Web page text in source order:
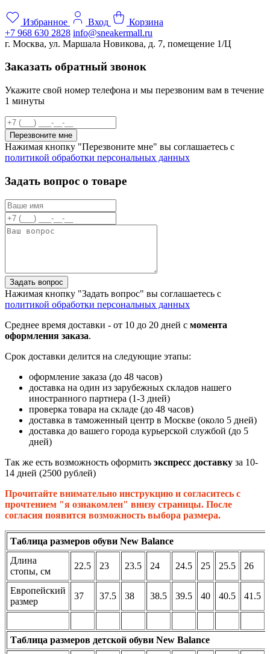
Избранное Вход
Корзина
+7 968 630 2828 info@sneakermall.ru
г. Москва, ул. Маршала Новикова, д. 7, помещение 1/Ц
Заказать обратный звонок
Укажите свой номер телефона и мы перезвоним вам в течение
1 минуты
Перезвоните мне
Нажимая кнопку "Перезвоните мне" вы соглашаетесь с
политикой обработки персональных данных
Задать вопрос о товаре
Задать вопрос
Нажимая кнопку "Задать вопрос" вы соглашаетесь с
политикой обработки персональных данных
Среднее время доставки - от 10 до 20 дней с момента
оформления заказа.
Срок доставки делится на следующие этапы:
оформление заказа (до 48 часов)
доставка на один из зарубежных складов нашего
иностранного партнера (1-3 дней)
проверка товара на складе (до 48 часов)
доставка в таможенный центр в Москве (около 5 дней)
доставка до вашего города курьерской службой (до 5
дней)
Так же есть возможность оформить экспресс доставку за 10-
14 дней (2500 рублей)
Прочитайте внимательно инструкцию и согласитесь с
прочтением "я ознакомлен" внизу страницы. После
согласия появится возможность выбора размера.
Таблица размеров обуви New Balance
Длина
стопы, см
22.5 23 23.5 24 24.5 25 25.5 26
Европейский
размер
37 37.5 38 38.5 39.5 40 40.5 41.5
Таблица размеров детской обуви New Balance